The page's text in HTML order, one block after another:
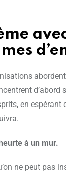
en espérant
à un mur.
ne peut pas